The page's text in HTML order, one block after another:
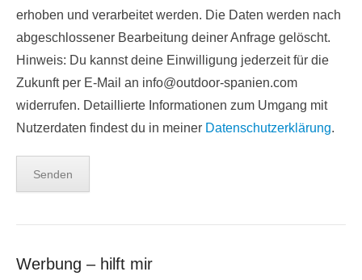
erhoben und verarbeitet werden. Die Daten werden nach
abgeschlossener Bearbeitung deiner Anfrage gelöscht.
Hinweis: Du kannst deine Einwilligung jederzeit für die
Zukunft per E-Mail an info@outdoor-spanien.com
widerrufen. Detaillierte Informationen zum Umgang mit
Nutzerdaten findest du in meiner Datenschutzerklärung.
Werbung – hilft mir